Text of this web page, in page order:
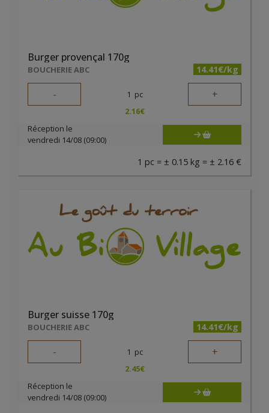
Burger provençal 170g
BOUCHERIE ABC 14.41€/kg
- 1 pc +
2.16€
Réception le
vendredi 14/08 (09:00)
1 pc = ± 0.15 kg = ± 2.16 €
Burger suisse 170g
BOUCHERIE ABC 14.41€/kg
- 1 pc +
2.45€
Réception le
vendredi 14/08 (09:00)